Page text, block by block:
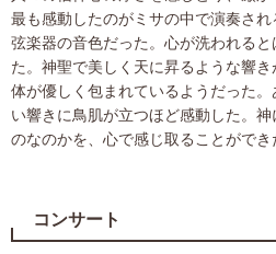
最も感動したのがミサの中で演奏さ
弦楽器の音色だった。心が洗われる
た。神聖で美しく天に昇るような響
体が優しく包まれているようだった
い響きに鳥肌が立つほど感動した。
のなのかを、心で感じ取ることができ
コンサート